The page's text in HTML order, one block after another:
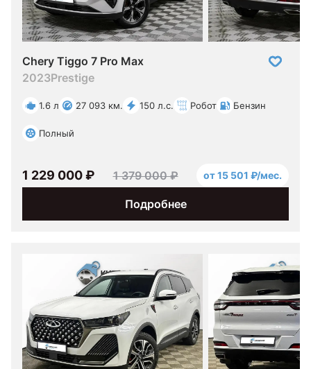
Chery Tiggo 7 Pro Max
2023Prestige
1.6 л 27 093 км. 150 л.с. Робот Бензин
Полный
Подробнее
1 229 000 ₽ 1 379 000 ₽ от 15 501 ₽/мес.